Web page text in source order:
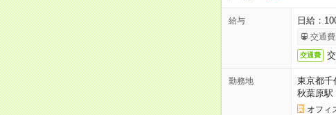
給与 日給：
交通
交通費
勤務地
東京都千
秋葉原駅
オフィ